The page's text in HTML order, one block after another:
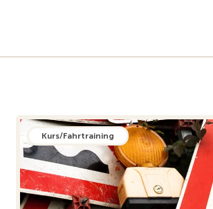
Kurs/Fahrtraining